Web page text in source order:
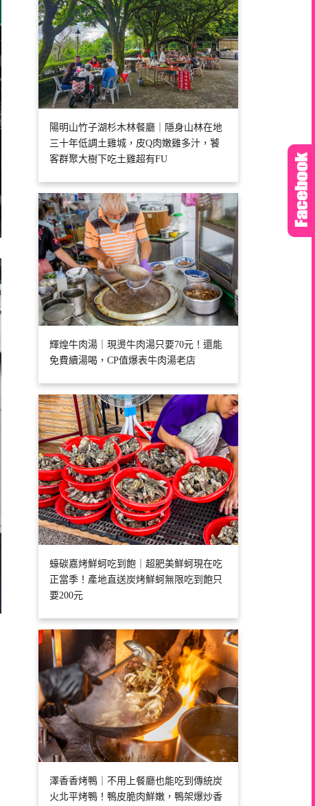
陽明山竹子湖杉木林餐廳｜隱身山林在地
三十年低調土雞城，皮Q肉嫩雞多汁，饕
客群聚大樹下吃土雞超有FU
輝煌牛肉湯｜現燙牛肉湯只要70元！還能
免費續湯喝，CP值爆表牛肉湯老店
蠔碳嘉烤鮮蚵吃到飽｜超肥美鮮蚵現在吃
正當季！產地直送炭烤鮮蚵無限吃到飽只
要200元
澤香香烤鴨｜不用上餐廳也能吃到傳統炭
火北平烤鴨！鴨皮脆肉鮮嫩，鴨架爆炒香